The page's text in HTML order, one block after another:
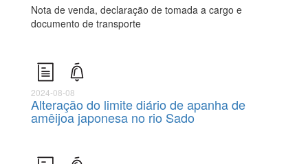
Nota de venda, declaração de tomada a cargo e
documento de transporte
2024-08-08
Alteração do limite diário de apanha de
amêijoa japonesa no rio Sado